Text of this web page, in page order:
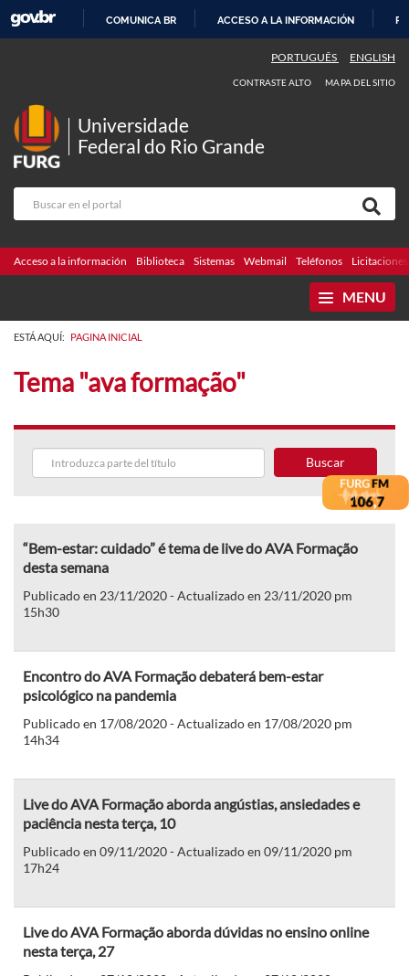
CONTENIDO
COMUNICA BR ACCESO A LA INFORMACIÓN
PORTUGUÊS ENGLISH
CONTRASTE ALTO MAPA DEL SITIO
Universidade
Federal do Rio Grande
Acceso a la información Biblioteca Sistemas Webmail Teléfonos Licitaciones
MENU
ESTÁ AQUÍ: PAGINA INICIAL
Tema "ava formação"
Buscar
“Bem-estar: cuidado” é tema de live do AVA Formação
desta semana
Publicado en 23/11/2020 - Actualizado en 23/11/2020 pm
15h30
Encontro do AVA Formação debaterá bem-estar
psicológico na pandemia
Publicado en 17/08/2020 - Actualizado en 17/08/2020 pm
14h34
Live do AVA Formação aborda angústias, ansiedades e
paciência nesta terça, 10
Publicado en 09/11/2020 - Actualizado en 09/11/2020 pm
17h24
Live do AVA Formação aborda dúvidas no ensino online
nesta terça, 27